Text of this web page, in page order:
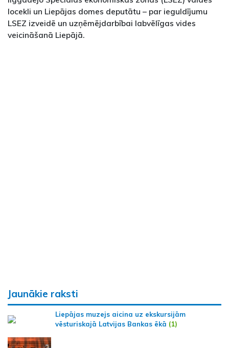
locekli un Liepājas domes deputātu – par ieguldījumu
LSEZ izveidē un uzņēmējdarbībai labvēlīgas vides
veicināšanā Liepājā.
Jaunākie raksti
Liepājas muzejs aicina uz ekskursijām
vēsturiskajā Latvijas Bankas ēkā (1)